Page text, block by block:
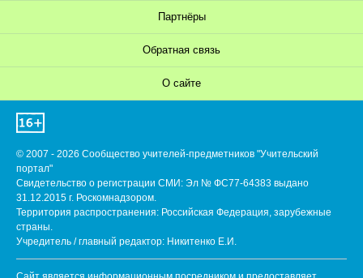
Партнёры
Обратная связь
О сайте
© 2007 - 2026 Сообщество учителей-предметников "Учительский
портал"
Свидетельство о регистрации СМИ: Эл № ФС77-64383 выдано
31.12.2015 г. Роскомнадзором.
Территория распространения: Российская Федерация, зарубежные
страны.
Учредитель / главный редактор: Никитенко Е.И.